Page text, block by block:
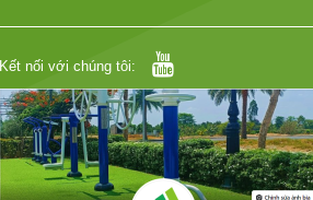
Kết nối với chúng tôi: